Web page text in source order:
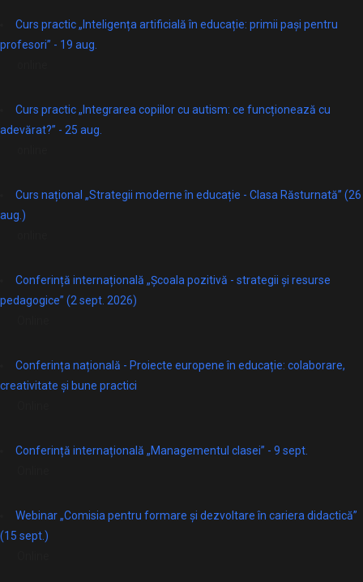
Curs practic „Inteligența artificială în educație: primii pași pentru
profesori” - 19 aug.
Curs practic „Integrarea copiilor cu autism: ce funcționează cu
adevărat?” - 25 aug.
Curs național „Strategii moderne în educație - Clasa Răsturnată” (26
aug.)
Conferință internațională „Școala pozitivă - strategii și resurse
pedagogice” (2 sept. 2026)
Conferința națională - Proiecte europene în educație: colaborare,
creativitate și bune practici
Conferință internațională „Managementul clasei” - 9 sept.
Webinar „Comisia pentru formare și dezvoltare în cariera didactică”
(15 sept.)